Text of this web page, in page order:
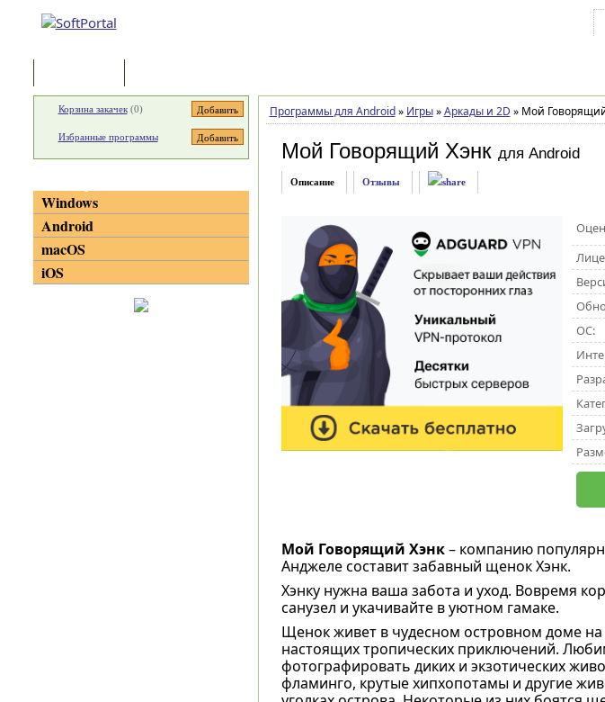
Программы для Android » Игры » Аркады и 2D »Мой Говорящий
Мой Говорящий Хэнк для Android
Описание Отзывы
ОС:
Мой Говорящий Хэнк– компанию
Анджеле составит забавный щенок Хэнк.
Хэнку нужна ваша забота и уход. Вовремя
санузел и укачивайте в уютном гамаке.
Щенок живет в чудесном островном доме на
настоящих тропических приключений.
фотографировать диких и экзотических
фламинго, крутые хипхопотамы и другие
Корзина закачек(0)
Избранные программы
Windows
Android
macOS
iOS